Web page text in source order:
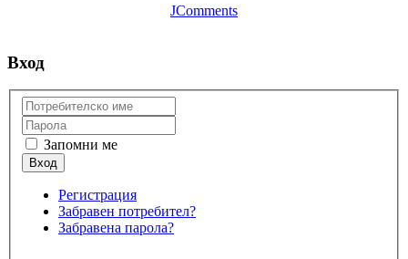
JComments
Вход
Запомни ме
Регистрация
Забравен потребител?
Забравена парола?